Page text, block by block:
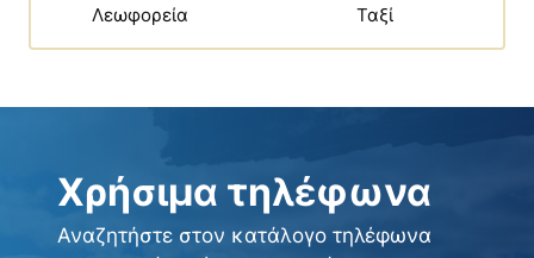
Λεωφορεία Ταξί
Χρήσιμα τηλέφωνα
Αναζητήστε στον κατάλογο τηλέφωνα